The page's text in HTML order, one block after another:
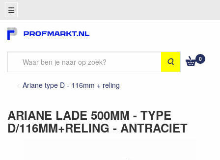
Zoeken 0
Ariane type D - 116mm + reling
ARIANE LADE 500MM - TYPE
D/116MM+RELING - ANTRACIET